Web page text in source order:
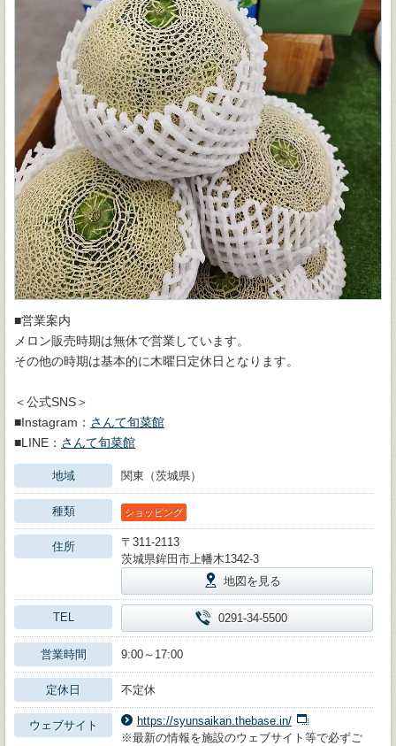
■営業案内
メロン販売時期は無休で営業しています。
その他の時期は基本的に木曜日定休日となります。
＜公式SNS＞
■Instagram： さんて旬菜館
■LINE： さんて旬菜館
地域 関東（茨城県）
種類 ショッピング
住所
〒311-2113
茨城県鉾田市上幡木1342-3
地図を見る
TEL 0291-34-5500
営業時間 9:00～17:00
定休日 不定休
ウェブサイト
https://syunsaikan.thebase.in/
※最新の情報を施設のウェブサイト等で必ずご